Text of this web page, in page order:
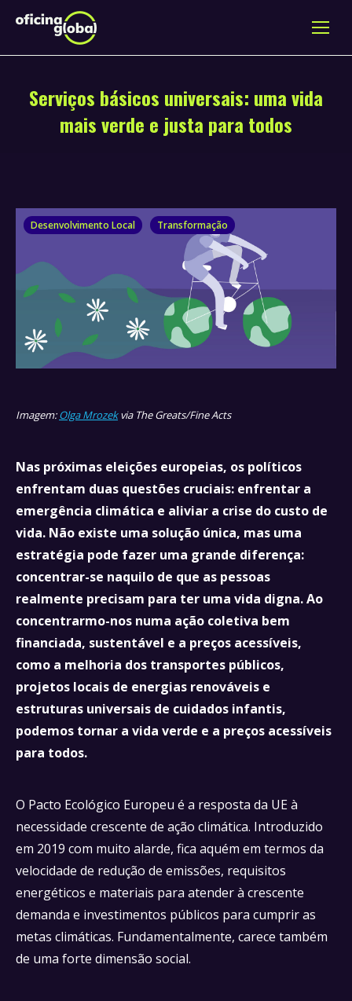
Serviços básicos universais: uma vida
mais verde e justa para todos
Desenvolvimento Local Transformação
Imagem:Olga Mrozekvia The Greats/Fine Acts
Nas próximas eleições europeias, os políticos
enfrentam duas questões cruciais: enfrentar a
emergência climática e aliviar a crise do custo de
vida. Não existe uma solução única, mas uma
estratégia pode fazer uma grande diferença:
concentrar-se naquilo de que as pessoas
realmente precisam para ter uma vida digna. Ao
concentrarmo-nos numa ação coletiva bem
financiada, sustentável e a preços acessíveis,
como a melhoria dos transportes públicos,
projetos locais de energias renováveis e
estruturas universais de cuidados infantis,
podemos tornar a vida verde e a preços acessíveis
para todos.
O Pacto Ecológico Europeu é a resposta da UE à
necessidade crescente de ação climática. Introduzido
em 2019 com muito alarde, fica aquém em termos da
velocidade de redução de emissões, requisitos
energéticos e materiais para atender à crescente
demanda e investimentos públicos para cumprir as
metas climáticas. Fundamentalmente, carece também
de uma forte dimensão social.